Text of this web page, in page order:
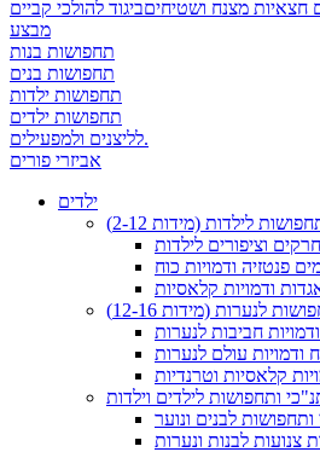
חצאיות מצנח ושטיחיםביגוד להולכי קביים
מבצע
תחפושות בנות
תחפושות בנים
תחפושות ילדות
תחפושות ילדים
לליצנים ולמפעילים.
אביזרי פורים
ילדים
לילדות (מידות 2-12)
וציפורים לילדות
פנטזיה ודמויות כוח
ודמויות קלאסיות
לנערות (מידות 12-16)
חביבות לנערות
ודמויות עולם לנערות
קלאסיות וטרנדיות
ותחפושות לילדים וילדות
לבנים ונוער
צנועות לבנות ונערות